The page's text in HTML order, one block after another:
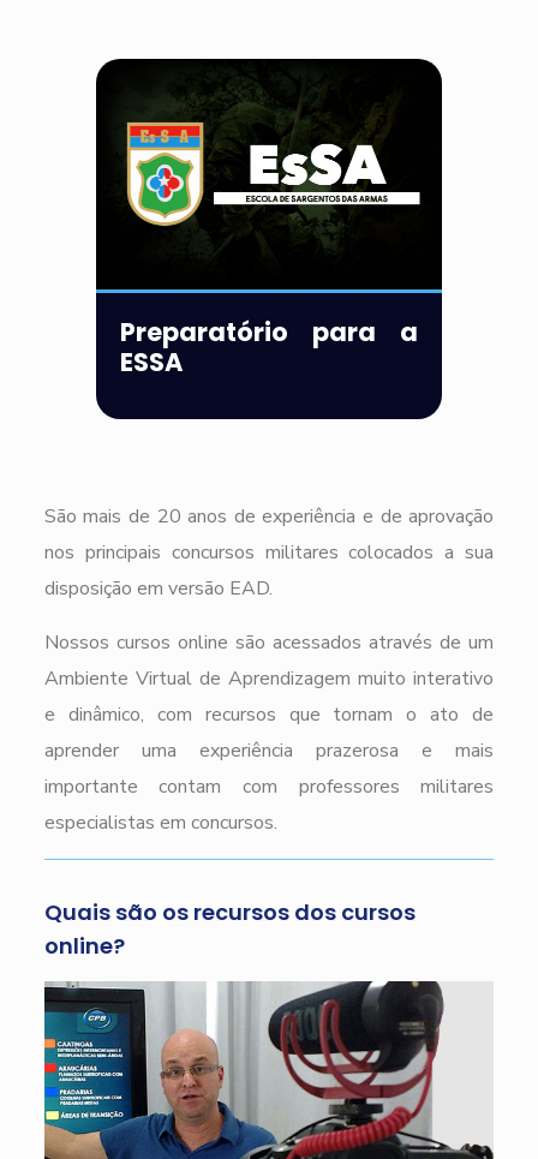
Preparatório para a
ESSA
São mais de 20 anos de experiência e de aprovação
nos principais concursos militares colocados a sua
disposição em versão EAD.
Nossos cursos online são acessados através de um
Ambiente Virtual de Aprendizagem muito interativo
e dinâmico, com recursos que tornam o ato de
aprender uma experiência prazerosa e mais
importante contam com professores militares
especialistas em concursos.
Quais são os recursos dos cursos
online?